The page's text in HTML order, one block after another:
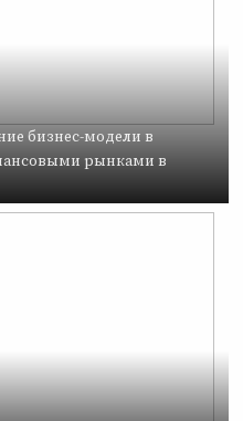
бизнес-модели в
рынками в